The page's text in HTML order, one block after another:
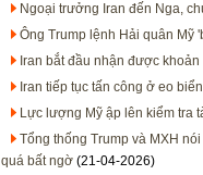
Ngoại trưởng Iran đến Nga,
Ông Trump lệnh Hải quân Mỹ
Iran bắt đầu nhận được
Iran tiếp tục tấn công ở eo
Lực lượng Mỹ ập lên kiểm tra
Tổng thống Trump và MXH
quá bất ngờ (21-04-2026)